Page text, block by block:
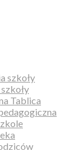
szkoły
Tablica